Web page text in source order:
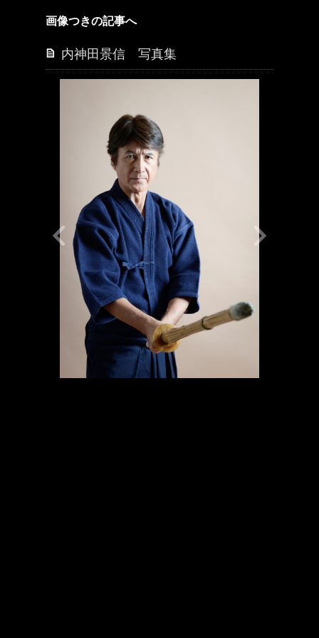
画像つきの記事へ
内神田景信 写真集